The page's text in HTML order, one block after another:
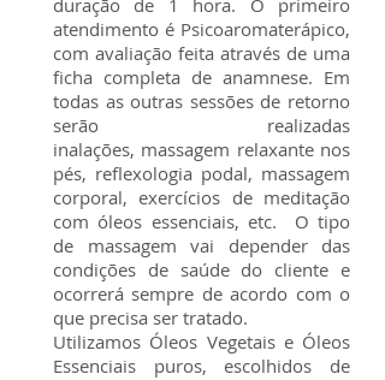
duração de 1 hora. O primeiro
atendimento é Psicoaromaterápico,
com avaliação feita através de uma
ficha completa de anamnese. Em
todas as outras sessões de retorno
serão realizadas
inalações, massagem relaxante nos
pés, reflexologia podal, massagem
corporal, exercícios de meditação
com óleos essenciais, etc. O tipo
de massagem vai depender das
condições de saúde do cliente e
ocorrerá sempre de acordo com o
que precisa ser tratado.
Utilizamos Óleos Vegetais e Óleos
Essenciais puros, escolhidos de